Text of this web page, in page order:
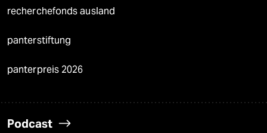
recherchefonds ausland
panterstiftung
panterpreis 2026
Podcast